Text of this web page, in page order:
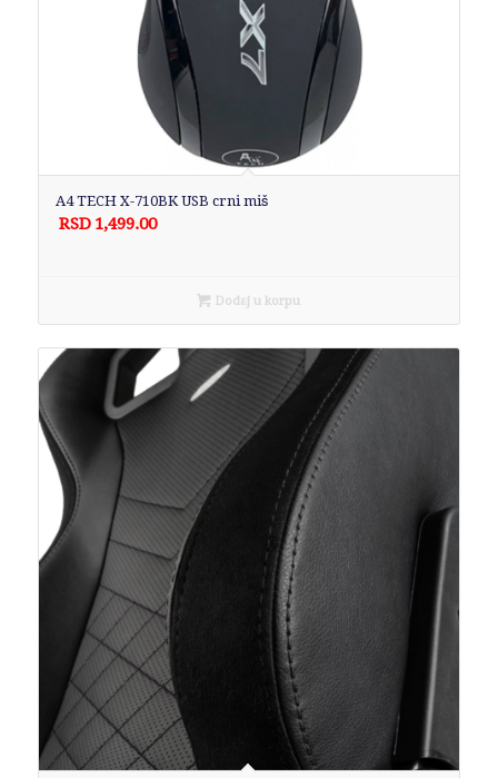
A4 TECH X-710BK USB crni miš
RSD 1,499.00
Dodaj u korpu